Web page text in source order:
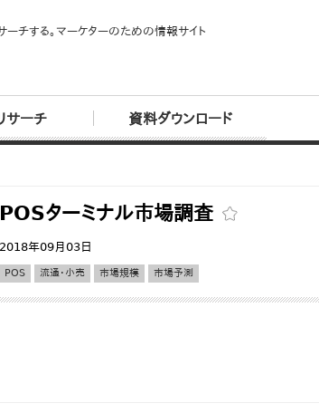
ーチする。マーケターのための情報サイト
サーチ 資料ダウンロード
POSターミナル市場調査
2018年09月03日
POS 流通・小売 市場規模 市場予測